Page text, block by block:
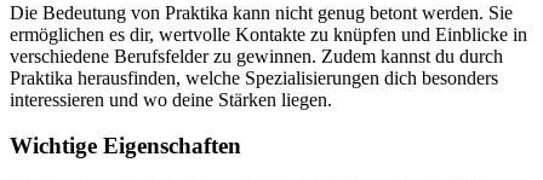
Die Bedeutung von Praktika kann nicht genug betont werden. Sie
ermöglichen es dir, wertvolle Kontakte zu knüpfen und Einblicke in
verschiedene Berufsfelder zu gewinnen. Zudem kannst du durch
Praktika herausfinden, welche Spezialisierungen dich besonders
interessieren und wo deine Stärken liegen.
Wichtige Eigenschaften